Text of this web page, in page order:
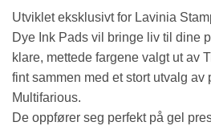
Utviklet eksklusivt for Lavinia
Dye Ink Pads vil bringe liv til dine
klare, mettede fargene valgt ut av
fint sammen med et stort utvalg av
Multifarious.
De oppfører seg perfekt på gel